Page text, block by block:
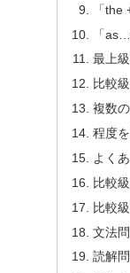
「
「
最上
比較
複数
程度
よく
比較
比較
文法
読解